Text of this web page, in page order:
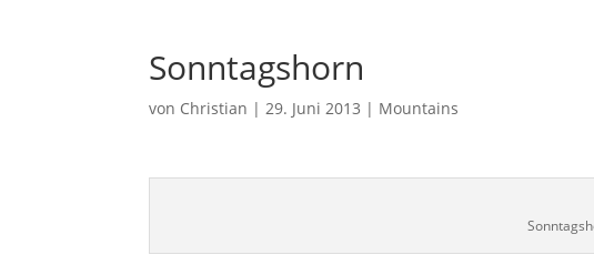
Sonntagshorn
von Christian |29. Juni 2013 | Mountains